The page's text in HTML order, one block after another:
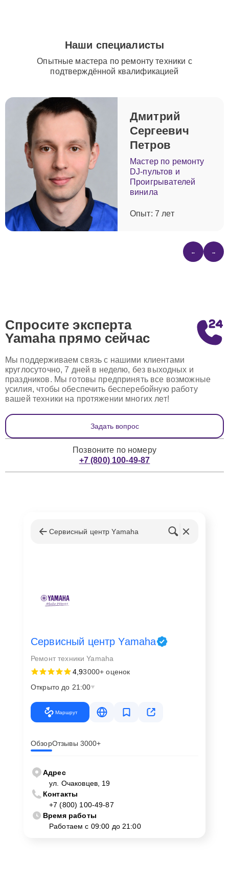
Наши специалисты
Опытные мастера по ремонту техники с
подтверждённой квалификацией
Дмитрий
Сергеевич
Петров
Мастер по ремонту
DJ-пультов и
Проигрывателей
винила
Опыт: 7 лет
← →
Спросите эксперта
Yamaha прямо сейчас
Мы поддерживаем связь с нашими клиентами
круглосуточно, 7 дней в неделю, без выходных и
праздников. Мы готовы предпринять все возможные
усилия, чтобы обеспечить бесперебойную работу
вашей техники на протяжении многих лет!
Задать вопрос
Позвоните по номеру
+7 (800) 100-49-87
Сервисный центр Yamaha
Сервисный центр Yamaha
Ремонт техники Yamaha
4,93000+ оценок
Открыто до 21:00
Маршрут
ОбзорОтзывы 3000+
Адрес
ул. Очаковцев, 19
Контакты
+7 (800) 100-49-87
Время работы
Работаем с 09:00 до 21:00